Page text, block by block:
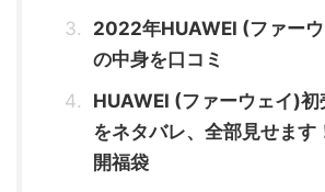
2022年HUAWEI (ファー
の中身を口コミ
HUAWEI (ファーウェイ)初
をネタバレ、全部見せます
開福袋